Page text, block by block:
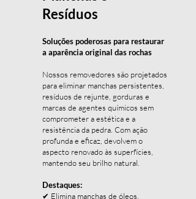
Resíduos
Soluções poderosas para restaurar
a aparência original das rochas
Nossos removedores são projetados
para eliminar manchas persistentes,
resíduos de rejunte, gorduras e
marcas de agentes químicos sem
comprometer a estética e a
resistência da pedra. Com ação
profunda e eficaz, devolvem o
aspecto renovado às superfícies,
mantendo seu brilho natural.
Destaques:
✔ Elimina manchas de óleos,